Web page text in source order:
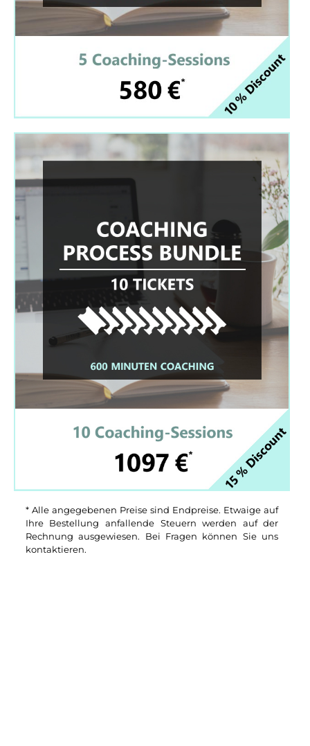
* Alle angegebenen Preise sind Endpreise. Etwaige auf
Ihre Bestellung anfallende Steuern werden auf der
Rechnung ausgewiesen. Bei Fragen können Sie uns
kontaktieren.